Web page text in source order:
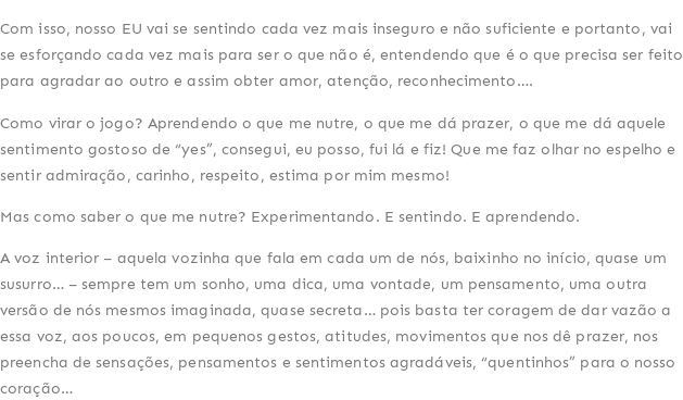
Com isso, nosso EU vai se sentindo cada vez mais inseguro e não suficiente e portanto, vai
se esforçando cada vez mais para ser o que não é, entendendo que é o que precisa ser feito
para agradar ao outro e assim obter amor, atenção, reconhecimento….
Como virar o jogo? Aprendendo o que me nutre, o que me dá prazer, o que me dá aquele
sentimento gostoso de “yes”, consegui, eu posso, fui lá e fiz! Que me faz olhar no espelho e
sentir admiração, carinho, respeito, estima por mim mesmo!
Mas como saber o que me nutre? Experimentando. E sentindo. E aprendendo.
A voz interior – aquela vozinha que fala em cada um de nós, baixinho no início, quase um
susurro… – sempre tem um sonho, uma dica, uma vontade, um pensamento, uma outra
versão de nós mesmos imaginada, quase secreta… pois basta ter coragem de dar vazão a
essa voz, aos poucos, em pequenos gestos, atitudes, movimentos que nos dê prazer, nos
preencha de sensações, pensamentos e sentimentos agradáveis, “quentinhos” para o nosso
coração…